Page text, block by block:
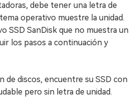
debe tener una letra de
operativo muestre la unidad.
SSD SanDisk que no muestra un
los pasos a continuación y
de discos, encuentre su SSD con
pero sin letra de unidad.